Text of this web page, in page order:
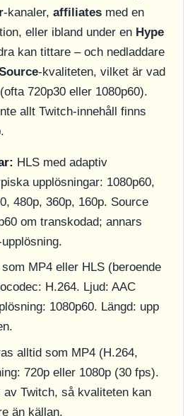
-kanaler, affiliatesmed en
eller ibland under en Hype
kan tittare – och nedladdare
-kvaliteten, vilket är vad
720p30 eller 1080p60).
allt Twitch-innehåll finns
HLS med adaptiv
upplösningar: 1080p60,
480p, 360p, 160p. Source
om transkodad; annars
som MP4 eller HLS (beroende
H.264. Ljud: AAC
1080p60. Längd: upp
alltid som MP4 (H.264,
720p eller 1080p (30 fps).
av Twitch, så kvaliteten kan
än källan.